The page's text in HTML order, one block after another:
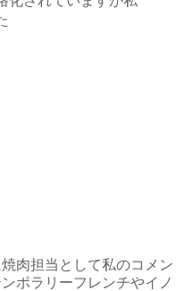
肉担当として私のコメン
ポラリーフレンチやイノ